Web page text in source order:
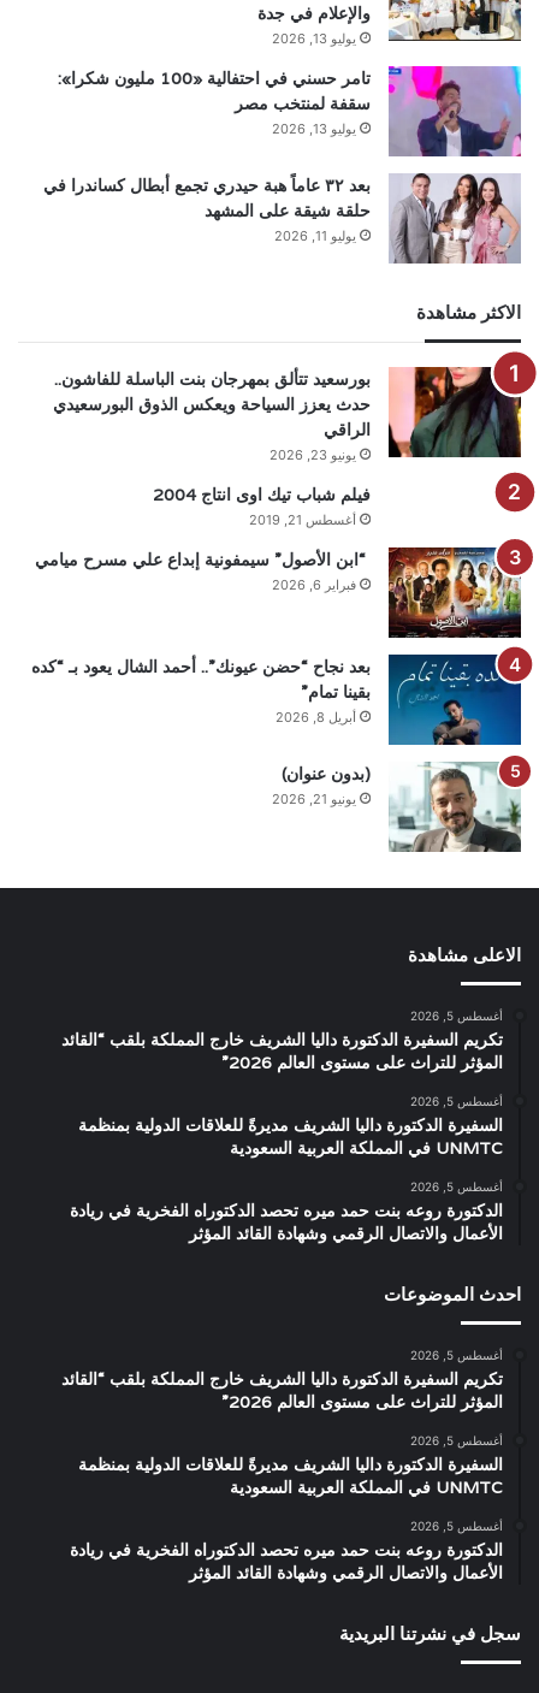
والإعلام في جدة
يوليو 13, 2026
تامر حسني في احتفالية «100 مليون شكرا»:
سقفة لمنتخب مصر
يوليو 13, 2026
بعد ٣٢ عاماً هبة حيدري تجمع أبطال كساندرا في
حلقة شيقة على المشهد
يوليو 11, 2026
الاكثر مشاهدة
بورسعيد تتألق بمهرجان بنت الباسلة للفاشون..
حدث يعزز السياحة ويعكس الذوق البورسعيدي
الراقي
يونيو 23, 2026
فيلم شباب تيك اوى انتاج 2004
أغسطس 21, 2019
“ابن الأصول” سيمفونية إبداع علي مسرح ميامي
فبراير 6, 2026
بعد نجاح “حضن عيونك”.. أحمد الشال يعود بـ “كده
بقينا تمام”
أبريل 8, 2026
(بدون عنوان)
يونيو 21, 2026
الاعلى مشاهدة
أغسطس 5, 2026
تكريم السفيرة الدكتورة داليا الشريف خارج المملكة بلقب “القائد
المؤثر للتراث على مستوى العالم 2026”
أغسطس 5, 2026
السفيرة الدكتورة داليا الشريف مديرةً للعلاقات الدولية بمنظمة
UNMTC في المملكة العربية السعودية
أغسطس 5, 2026
الدكتورة روعه بنت حمد ميره تحصد الدكتوراه الفخرية في ريادة
الأعمال والاتصال الرقمي وشهادة القائد المؤثر
احدث الموضوعات
أغسطس 5, 2026
تكريم السفيرة الدكتورة داليا الشريف خارج المملكة بلقب “القائد
المؤثر للتراث على مستوى العالم 2026”
أغسطس 5, 2026
السفيرة الدكتورة داليا الشريف مديرةً للعلاقات الدولية بمنظمة
UNMTC في المملكة العربية السعودية
أغسطس 5, 2026
الدكتورة روعه بنت حمد ميره تحصد الدكتوراه الفخرية في ريادة
الأعمال والاتصال الرقمي وشهادة القائد المؤثر
سجل في نشرتنا البريدية